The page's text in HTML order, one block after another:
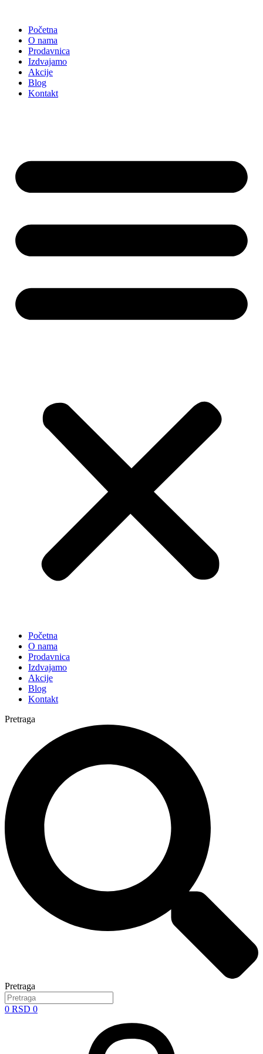
sadržajPočetna
O nama
Prodavnica
Izdvajamo
Akcije
Blog
Kontakt
Početna
O nama
Prodavnica
Izdvajamo
Akcije
Blog
Kontakt
Pretraga
Pretraga
0 RSD 0